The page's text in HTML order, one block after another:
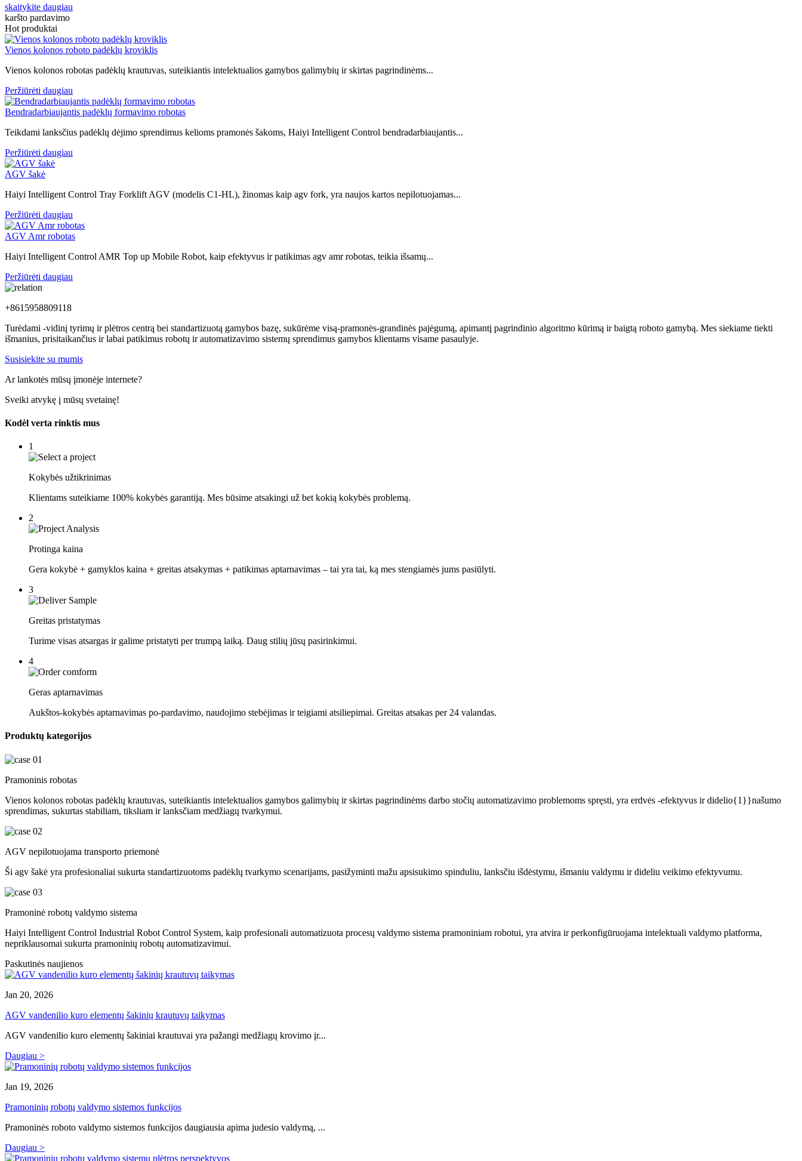
skaitykite daugiau
karšto pardavimo
Hot produktai
Vienos kolonos roboto padėklų kroviklis
Vienos kolonos robotas padėklų krautuvas, suteikiantis intelektualios gamybos galimybių ir skirtas pagrindinėms...
Peržiūrėti daugiau
Bendradarbiaujantis padėklų formavimo robotas
Teikdami lanksčius padėklų dėjimo sprendimus kelioms pramonės šakoms, Haiyi Intelligent Control bendradarbiaujantis...
Peržiūrėti daugiau
AGV šakė
Haiyi Intelligent Control Tray Forklift AGV (modelis C1-HL), žinomas kaip agv fork, yra naujos kartos nepilotuojamas...
Peržiūrėti daugiau
AGV Amr robotas
Haiyi Intelligent Control AMR Top up Mobile Robot, kaip efektyvus ir patikimas agv amr robotas, teikia išsamų...
Peržiūrėti daugiau
+8615958809118
Turėdami -vidinį tyrimų ir plėtros centrą bei standartizuotą gamybos bazę, sukūrėme visą-pramonės-grandinės pajėgumą, apimantį pagrindinio algoritmo kūrimą ir baigtą roboto gamybą. Mes siekiame tiekti
išmanius, prisitaikančius ir labai patikimus robotų ir automatizavimo sistemų sprendimus gamybos klientams visame pasaulyje.
Susisiekite su mumis
Ar lankotės mūsų įmonėje internete?
Sveiki atvykę į mūsų svetainę!
Kodėl verta rinktis mus
1
Kokybės užtikrinimas
Klientams suteikiame 100% kokybės garantiją. Mes būsime atsakingi už bet kokią kokybės problemą.
2
Protinga kaina
Gera kokybė + gamyklos kaina + greitas atsakymas + patikimas aptarnavimas – tai yra tai, ką mes stengiamės jums pasiūlyti.
3
Greitas pristatymas
Turime visas atsargas ir galime pristatyti per trumpą laiką. Daug stilių jūsų pasirinkimui.
4
Geras aptarnavimas
Aukštos-kokybės aptarnavimas po-pardavimo, naudojimo stebėjimas ir teigiami atsiliepimai. Greitas atsakas per 24 valandas.
Produktų kategorijos
Pramoninis robotas
Vienos kolonos robotas padėklų krautuvas, suteikiantis intelektualios gamybos galimybių ir skirtas pagrindinėms darbo stočių automatizavimo problemoms spręsti, yra erdvės -efektyvus ir didelio{1}}našumo
sprendimas, sukurtas stabiliam, tiksliam ir lanksčiam medžiagų tvarkymui.
AGV nepilotuojama transporto priemonė
Ši agv šakė yra profesionaliai sukurta standartizuotoms padėklų tvarkymo scenarijams, pasižyminti mažu apsisukimo spinduliu, lanksčiu išdėstymu, išmaniu valdymu ir dideliu veikimo efektyvumu.
Pramoninė robotų valdymo sistema
Haiyi Intelligent Control Industrial Robot Control System, kaip profesionali automatizuota procesų valdymo sistema pramoniniam robotui, yra atvira ir perkonfigūruojama intelektuali valdymo platforma,
nepriklausomai sukurta pramoninių robotų automatizavimui.
Paskutinės naujienos
Jan 20, 2026
AGV vandenilio kuro elementų šakinių krautuvų taikymas
AGV vandenilio kuro elementų šakiniai krautuvai yra pažangi medžiagų krovimo įr...
Daugiau >
Jan 19, 2026
Pramoninių robotų valdymo sistemos funkcijos
Pramoninės roboto valdymo sistemos funkcijos daugiausia apima judesio valdymą, ...
Daugiau >